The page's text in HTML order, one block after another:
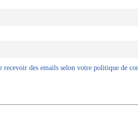
recevoir des emails selon votre politique de